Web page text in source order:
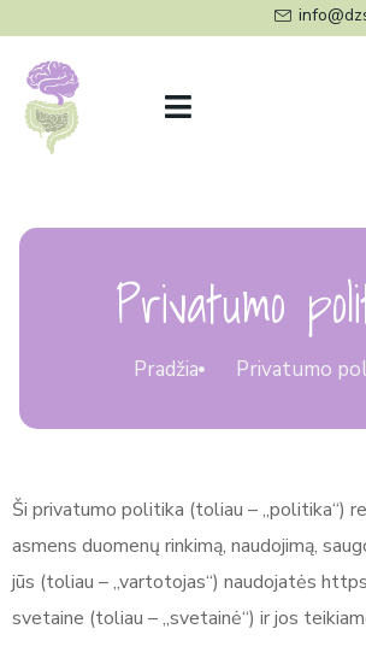
turinio
Privatumo
Pradžia Privatumo
Ši privatumo politika (toliau – „politika“)
asmens duomenų rinkimą, naudojimą,
jūs (toliau – „vartotojas“) naudojatės
svetaine (toliau – „svetainė“) ir jos